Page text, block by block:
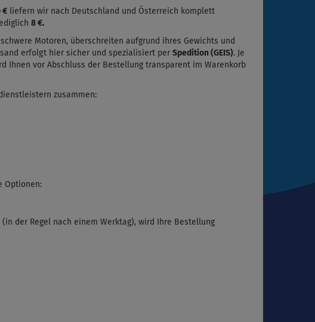
€ liefern wir nach Deutschland und Österreich komplett
8 €.
Motoren, überschreiten aufgrund ihres Gewichts und
erfolgt hier sicher und spezialisiert per Spedition (GEIS). Je
Ihnen vor Abschluss der Bestellung transparent im Warenkorb
zusammen:
Optionen:
der Regel nach einem Werktag), wird Ihre Bestellung